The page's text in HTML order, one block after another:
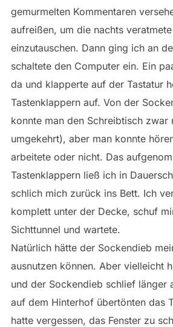
gemurmelten Kommentaren
aufreißen, um die nachts
einzutauschen. Dann ging ich an
schaltete den Computer ein. Ein
da und klapperte auf der Tastatur
Tastenklappern auf. Von der
konnte man den Schreibtisch zwar
umgekehrt), aber man konnte
arbeitete oder nicht. Das
Tastenklappern ließ ich in
schlich mich zurück ins Bett. Ich
komplett unter der Decke, schuf
Sichttunnel und wartete.
Natürlich hätte der Sockendieb
ausnutzen können. Aber vielleicht
und der Sockendieb schlief länger
auf dem Hinterhof übertönten das
hatte vergessen, das Fenster zu